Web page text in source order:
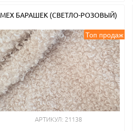
МЕХ БАРАШЕК (СВЕТЛО-РОЗОВЫЙ)
Топ продаж
АРТИКУЛ: 21138